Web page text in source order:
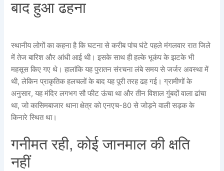
बाद हुआ ढहना
स्थानीय लोगों का कहना है कि घटना से करीब पांच घंटे पहले मंगलवार रात जिले
में तेज बारिश और आंधी आई थी। इसके साथ ही हल्के भूकंप के झटके भी
महसूस किए गए थे। हालांकि यह पुरातन संरचना लंबे समय से जर्जर अवस्था में
थी, लेकिन प्राकृतिक हलचलों के बाद यह पूरी तरह ढह गई। ग्रामीणों के
अनुसार, यह मंदिर लगभग सौ फीट ऊंचा था और तीन विशाल गुंबदों वाला ढांचा
था, जो कासिमबाजार थाना क्षेत्र को एनएच-80 से जोड़ने वाली सड़क के
किनारे स्थित था।
गनीमत रही, कोई जानमाल की क्षति
नहीं